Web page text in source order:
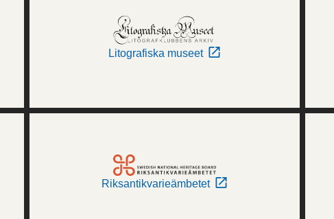
Litografiska museet
Riksantikvarieämbetet